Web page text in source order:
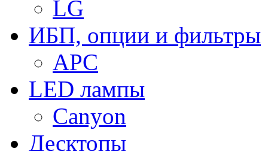
LG
ИБП, опции и фильтры
APC
LED лампы
Canyon
Десктопы